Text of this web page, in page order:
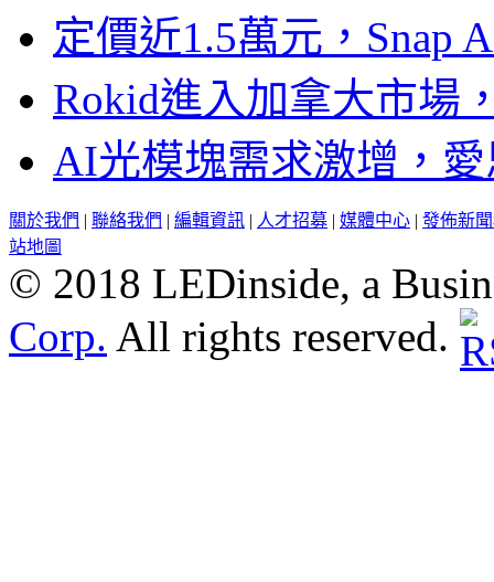
定價近1.5萬元，Snap
Rokid進入加拿大市場
AI光模塊需求激增，
關於我們 | 聯絡我們 | 編輯資訊 | 人才招募 | 媒體中心 | 發佈新
站地圖
© 2018 LEDinside, a
Corp. All rights reserved.